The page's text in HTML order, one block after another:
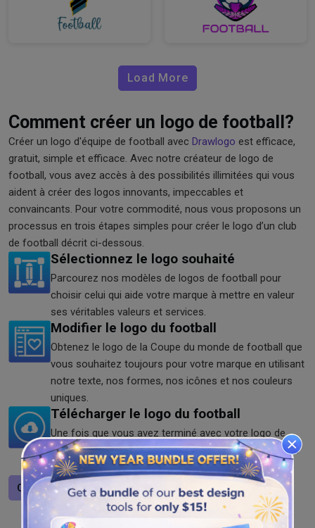
Load More
Comment créer un logo de football?
Créer un logo d'équipe de football avec Drawlogo est efficace,
gratuit, simple et efficace. Avec notre créateur de logo de
football, vous avez accès à des possibilités illimitées qui vous
aident à créer des logos innovants, impeccables et
convaincants. Pour votre commodité, nous vous proposons un
processus en trois étapes simples pour créer le logo d’un club
de football décrit ci-dessous.
Sélectionnez le logo souhaité
Parcourez nos modèles de logos de football pour
choisir celui qui aide votre marque à mettre en valeur
ses véritables valeurs et services.
Modifier le logo du football
Obtenez le logo de la Coupe du monde de football que
vous souhaitez toujours pour votre marque en utilisant
notre texte, nos formes, nos icônes et nos couleurs
uniques.
Télécharger le logo du football
Une fois que vous avez terminé avec votre logo de
football marron, téléchargez-le. Enregistrez le logo du
football aux formats PNG, JPG et SVG à votre guise.
Concevoir un logo